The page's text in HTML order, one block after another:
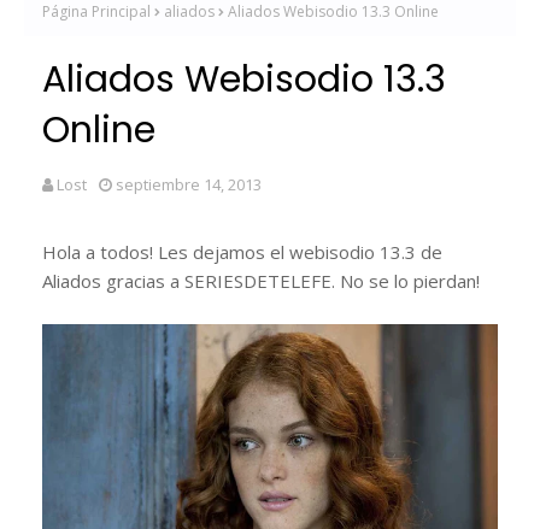
Página Principal aliados Aliados Webisodio 13.3 Online
Aliados Webisodio 13.3
Online
Lost septiembre 14, 2013
Hola a todos! Les dejamos el webisodio 13.3 de
Aliados gracias a SERIESDETELEFE. No se lo pierdan!